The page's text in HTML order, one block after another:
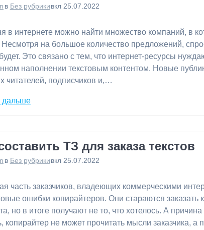
в Без рубрикивкл 25.07.2022
в интернете можно найти множество компаний, в
на большое количество предложений,
Это связано с тем, что интернет-ресурсы
наполнении текстовым контентом. Новые
читателей, подписчиков и,…
дальше
ТЗ для заказа текстов
в Без рубрикивкл 25.07.2022
часть заказчиков, владеющих коммерческими
ошибки копирайтеров. Они стараются заказать
но в итоге получают не то, что хотелось. А
копирайтер не может прочитать мысли заказчика,